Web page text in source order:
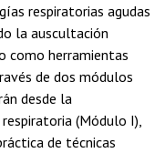
respiratorias agudas
la auscultación
como herramientas
de dos módulos
desde la
(Módulo I),
de técnicas